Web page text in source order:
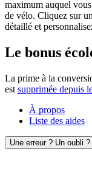
maximum auquel
de vélo. Cliquez sur
détaillé et
Le bonus
La prime à la
est supprimée depuis
À propos
Liste des aides
Une erreur ? Un oubli